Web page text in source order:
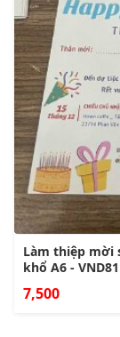
Làm thiệp mời
khổ A6 -
7,500